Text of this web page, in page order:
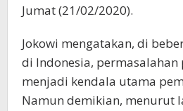
Jumat (21/02/2020).
Jokowi mengatakan, di
di Indonesia, permasalahan
menjadi kendala utama
Namun demikian, menurut